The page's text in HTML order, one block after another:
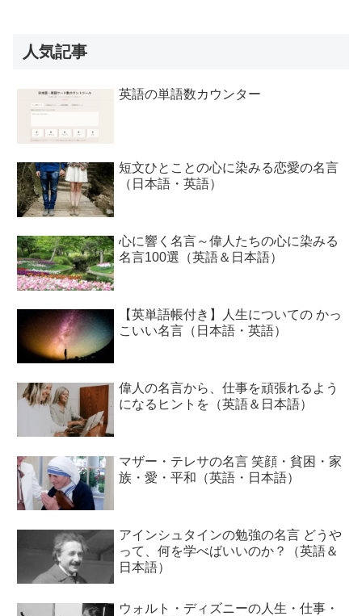
人気記事
英語の単語数カウンター
短文ひとことの心に染みる恋愛の名言
（日本語・英語）
心に響く名言～偉人たちの心に染みる
名言100選（英語＆日本語）
【英単語帳付き】人生についての かっ
こいい名言（日本語・英語）
偉人の名言から、仕事を頑張れるよう
になるヒントを（英語＆日本語）
マザー・テレサの名言 笑顔・貧困・家
族・愛・平和（英語・日本語）
アインシュタインの勉強の名言 どうや
って、何を学べばいいのか？（英語＆
日本語）
ウォルト・ディズニーの人生・仕事・